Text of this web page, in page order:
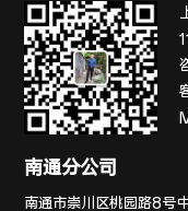
南通分公司
南通市崇川区桃园路8号